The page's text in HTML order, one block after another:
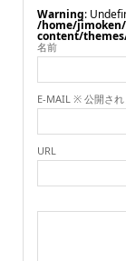
Warning :
/home/
content/
名前
E-MAIL ※ 公開
URL